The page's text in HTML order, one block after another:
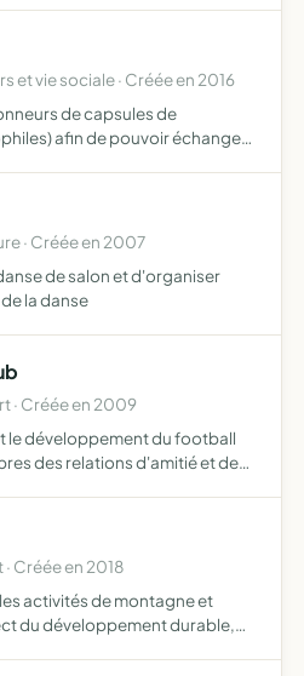
et vie sociale · Créée en 2016
de capsules de
afin de pouvoir échanger
· Créée en 2007
de salon et d'organiser
la danse
· Créée en 2009
le développement du football
des relations d'amitié et de
Créée en 2018
activités de montagne et
du développement durable,